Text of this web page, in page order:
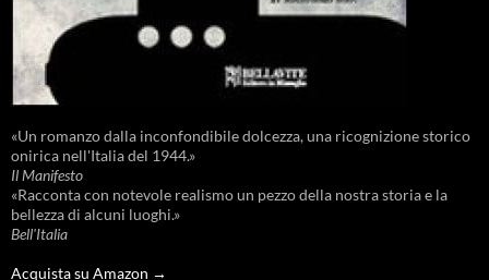
«Un romanzo dalla inconfondibile dolcezza, una ricognizione storico
onirica nell'Italia del 1944.»
Il Manifesto
«Racconta con notevole realismo un pezzo della nostra storia e la
bellezza di alcuni luoghi.»
Bell'Italia
Acquista su Amazon →